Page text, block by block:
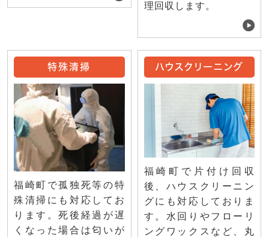
理回収します。
特殊清掃
福崎町で孤独死等の特
殊清掃にも対応してお
ります。死後経過が遅
くなった場合は匂いが
ハウスクリーニング
福崎町で片付け回収
後、ハウスクリーニン
グにも対応しておりま
す。水回りやフローリ
ングワックスなど、丸